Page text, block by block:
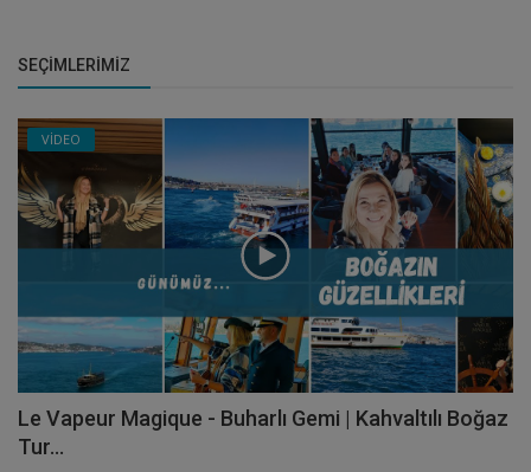
SEÇIMLERIMIZ
VİDEO
Le Vapeur Magique - Buharlı Gemi | Kahvaltılı Boğaz
Tur...